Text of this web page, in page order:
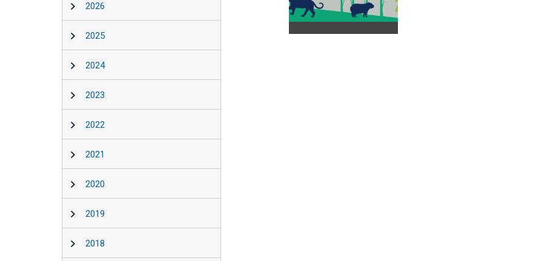
2026
2025
2024
2023
2022
2021
2020
2019
2018